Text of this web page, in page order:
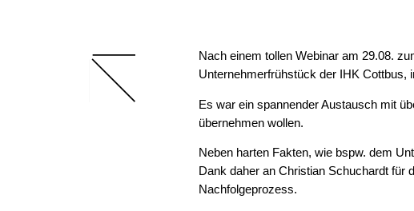
Nach einem tollen Webinar am 29.08.
Unternehmerfrühstück der IHK Cottbus,
Es war ein spannender Austausch mit
übernehmen wollen.
Neben harten Fakten, wie bspw. dem
Dank daher an Christian Schuchardt für
Nachfolgeprozess.